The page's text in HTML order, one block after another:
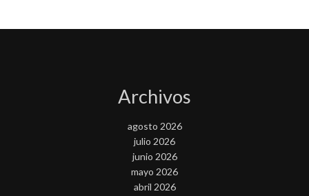
Archivos
agosto 2026
julio 2026
junio 2026
mayo 2026
abril 2026